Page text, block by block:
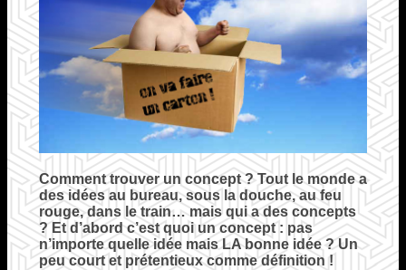
Comment trouver un concept ? Tout le monde a
des idées au bureau, sous la douche, au feu
rouge, dans le train… mais qui a des concepts
? Et d’abord c’est quoi un concept : pas
n’importe quelle idée mais LA bonne idée ? Un
peu court et prétentieux comme définition !